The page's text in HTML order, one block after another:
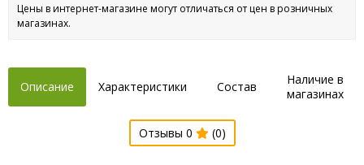
Цены в интернет-магазине могут отличаться от цен в розничных
магазинах.
Описание Характеристики Состав
Наличие в
магазинах
Отзывы 0 (0)